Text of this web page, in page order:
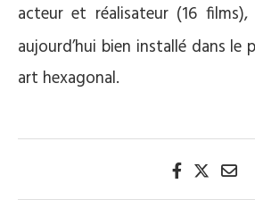
acteur et réalisateur (16
aujourd’hui bien installé dans le
art hexagonal.